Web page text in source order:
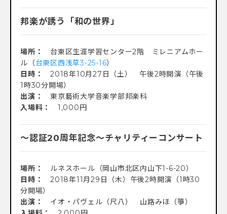
邦楽が誘う「和の世界」
場所： 台東区生涯学習センター2階 ミレニアムホー
ル（台東区西浅草3-25-16）
日時： 2018年10月27日（土） 午後2時開演（午後
1時30分開場）
出演： 東京藝術大学音楽学部邦楽科
入場料： 1,000円
～認証20周年記念～チャリティーコンサート
場所： ルネスホール（岡山市北区内山下1-6-20）
日時： 2018年11月29日（木）午後2時開演（1時30
分開場）
出演： イオ・パヴェル（尺八） 山路みほ（箏）